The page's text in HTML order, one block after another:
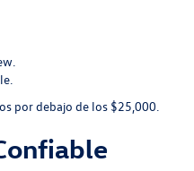
por debajo de los $25,000.